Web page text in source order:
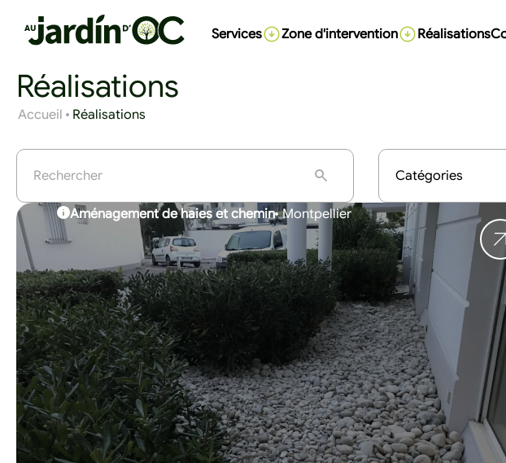
Services Zone d'intervention Réalisations
Réalisations
Accueil Réalisations
Aménagement de haies et chemin Montpellier